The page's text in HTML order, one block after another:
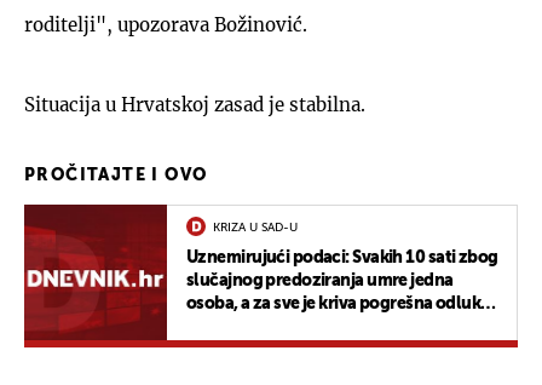
roditelji", upozorava Božinović.
Situacija u Hrvatskoj zasad je stabilna.
PROČITAJTE I OVO
KRIZA U SAD-U
Uznemirujući podaci: Svakih 10 sati zbog
slučajnog predoziranja umre jedna
osoba, a za sve je kriva pogrešna odluka